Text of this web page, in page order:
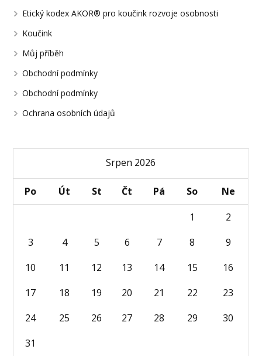
Etický kodex AKOR® pro koučink rozvoje osobnosti
Koučink
Můj příběh
Obchodní podmínky
Obchodní podmínky
Ochrana osobních údajů
Srpen 2026
Po Út St Čt Pá So
Ne
1
2
3
4 5 6 7 8
9
10
11 12 13 14 15
16
17
18 19 20 21 22
23
24
25 26 27 28 29
30
31